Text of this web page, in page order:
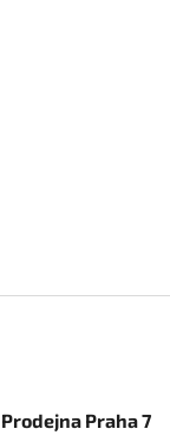
Prodejna Praha 7